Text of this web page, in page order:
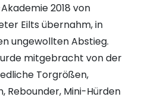
2018 von
Eilts übernahm, in
ungewollten Abstieg.
mitgebracht von der
Torgrößen,
Rebounder, Mini-Hürden